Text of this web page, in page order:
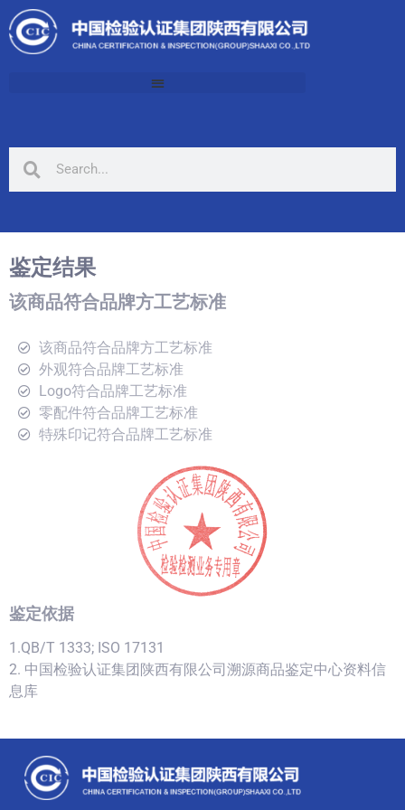
鉴定结果
该商品符合品牌方工艺标准
该商品符合品牌方工艺标准
外观符合品牌工艺标准
Logo符合品牌工艺标准
零配件符合品牌工艺标准
特殊印记符合品牌工艺标准
鉴定依据
1.QB/T 1333; ISO 17131
2. 中国检验认证集团陕西有限公司溯源商品鉴定中心资料信
息库